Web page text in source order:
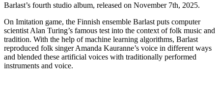
Barlast’s fourth studio album, released on November 7th, 2025.
On Imitation game, the Finnish ensemble Barlast puts computer
scientist Alan Turing’s famous test into the context of folk music and
tradition. With the help of machine learning algorithms, Barlast
reproduced folk singer Amanda Kauranne’s voice in different ways
and blended these artificial voices with traditionally performed
instruments and voice.